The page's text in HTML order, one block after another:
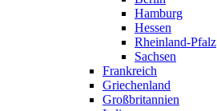
Hamburg
Hessen
Rheinland-Pfalz
Sachsen
Frankreich
Griechenland
Großbritannien